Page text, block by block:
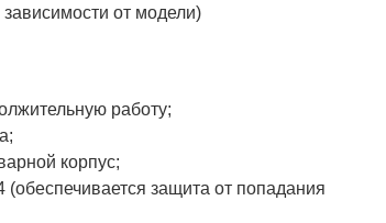
от модели)
работу;
корпус;
защита от попадания